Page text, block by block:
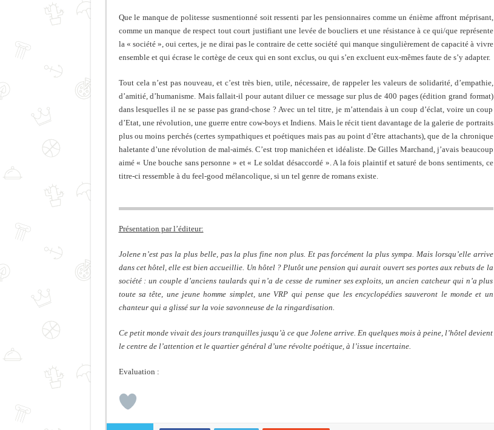
Que le manque de politesse susmentionné soit ressenti par les pensionnaires comme un énième affront méprisant,
comme un manque de respect tout court justifiant une levée de boucliers et une résistance à ce qui/que représente
la « société », oui certes, je ne dirai pas le contraire de cette société qui manque singulièrement de capacité à vivre
ensemble et qui écrase le cortège de ceux qui en sont exclus, ou qui s’en excluent eux-mêmes faute de s’y adapter.
Tout cela n’est pas nouveau, et c’est très bien, utile, nécessaire, de rappeler les valeurs de solidarité, d’empathie,
d’amitié, d’humanisme. Mais fallait-il pour autant diluer ce message sur plus de 400 pages (édition grand format)
dans lesquelles il ne se passe pas grand-chose ? Avec un tel titre, je m’attendais à un coup d’éclat, voire un coup
d’Etat, une révolution, une guerre entre cow-boys et Indiens. Mais le récit tient davantage de la galerie de portraits
plus ou moins perchés (certes sympathiques et poétiques mais pas au point d’être attachants), que de la chronique
haletante d’une révolution de mal-aimés. C’est trop manichéen et idéaliste. De Gilles Marchand, j’avais beaucoup
aimé « Une bouche sans personne » et « Le soldat désaccordé ». A la fois plaintif et saturé de bons sentiments, ce
titre-ci ressemble à du feel-good mélancolique, si un tel genre de romans existe.
Présentation par l’éditeur:
Jolene n’est pas la plus belle, pas la plus fine non plus. Et pas forcément la plus sympa. Mais lorsqu’elle arrive
dans cet hôtel, elle est bien accueillie. Un hôtel ? Plutôt une pension qui aurait ouvert ses portes aux rebuts de la
société : un couple d’anciens taulards qui n’a de cesse de ruminer ses exploits, un ancien catcheur qui n’a plus
toute sa tête, une jeune homme simplet, une VRP qui pense que les encyclopédies sauveront le monde et un
chanteur qui a glissé sur la voie savonneuse de la ringardisation.
Ce petit monde vivait des jours tranquilles jusqu’à ce que Jolene arrive. En quelques mois à peine, l’hôtel devient
le centre de l’attention et le quartier général d’une révolte poétique, à l’issue incertaine.
Evaluation :